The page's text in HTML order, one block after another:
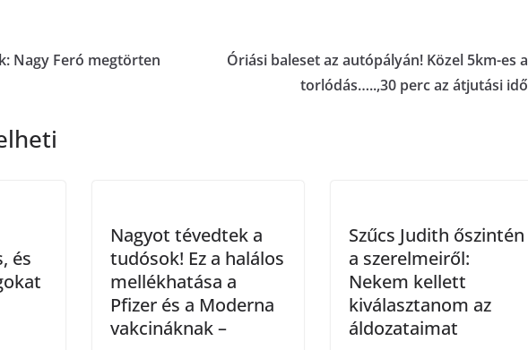
Nagy Feró megtörten
Óriási baleset az autópályán! Közel 5km-es a
torlódás…..,30 perc az átjutási idő
és
Nagyot tévedtek a
tudósok! Ez a halálos
mellékhatása a
Pfizer és a Moderna
vakcináknak –
Szűcs Judith őszintén
a szerelmeiről:
Nekem kellett
kiválasztanom az
áldozataimat